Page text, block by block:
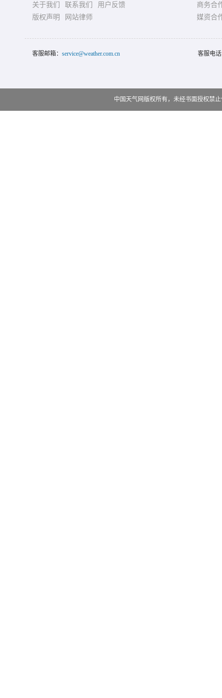
关于我们 联系我们
用户反馈
版权声明
网站律师
商务合
媒资合
客服邮箱： service@weather.com.cn 客服电
中国天气网版权所有，未经书面授权